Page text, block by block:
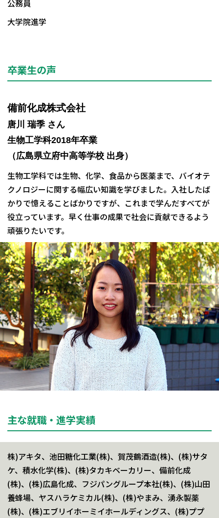
公務員
大学院進学
卒業生の声
備前化成株式会社
唐川 瑞季 さん
生物工学科2018年卒業
（広島県立府中高等学校 出身）
生物工学科では生物、化学、食品から医薬まで、バイオテ
クノロジーに関する幅広い知識を学びました。入社したば
かりで憶えることばかりですが、これまで学んだすべてが
役立っています。早く仕事の成果で社会に貢献できるよう
頑張りたいです。
主な就職・進学実績
株)アキタ、池田糖化工業(株)、賀茂鶴酒造(株)、(株)サタ
ケ、積水化学(株)、(株)タカキベーカリー、備前化成
(株)、(株)広島化成、フジパングループ本社(株)、(株)山田
養蜂場、ヤスハラケミカル(株)、(株)やまみ、湧永製薬
(株)、(株)エブリイホーミイホールディングス、(株)ププ